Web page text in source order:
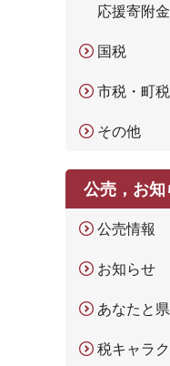
応援寄附金
国税
市税・町税
その他
公売，お知
公売情報
お知らせ
あなたと
税キャラ